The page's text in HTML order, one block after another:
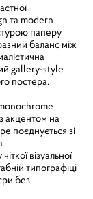
та modern
паперу
баланс між
gallery-style
постера.
акцентом на
поєднується зі
візуальної
типографіці
без